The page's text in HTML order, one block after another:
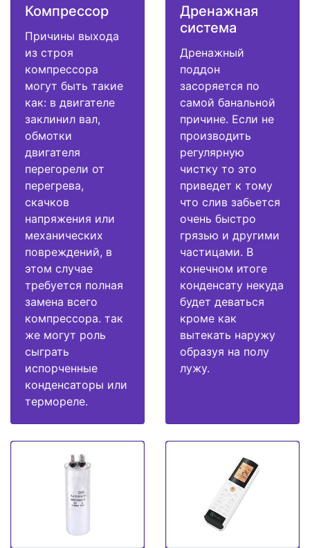
Компрессор
Причины выхода
из строя
компрессора
могут быть такие
как: в двигателе
заклинил вал,
обмотки
двигателя
перегорели от
перегрева,
скачков
напряжения или
механических
повреждений, в
этом случае
требуется полная
замена всего
компрессора. так
же могут роль
сыграть
испорченные
конденсаторы или
термореле.
Дренажная
система
Дренажный
поддон
засоряется по
самой банальной
причине. Если не
производить
регулярную
чистку то это
приведет к тому
что слив забьется
очень быстро
грязью и другими
частицами. В
конечном итоге
конденсату некуда
будет деваться
кроме как
вытекать наружу
образуя на полу
лужу.